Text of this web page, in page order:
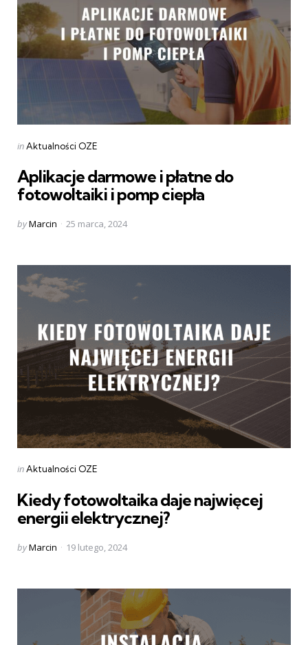
Categories
Posted
inAktualności OZE
Aplikacje darmowe i płatne do
fotowoltaiki i pomp ciepła
Posted
byMarcin 25 marca, 2024
Categories
Posted
inAktualności OZE
Kiedy fotowoltaika daje najwięcej
energii elektrycznej?
Posted
byMarcin 19 lutego, 2024